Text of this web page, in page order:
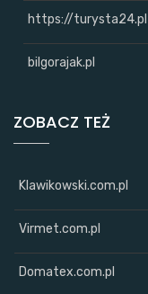
https://turysta24.pl
bilgorajak.pl
ZOBACZ TEŻ
Klawikowski.com.pl
Virmet.com.pl
Domatex.com.pl